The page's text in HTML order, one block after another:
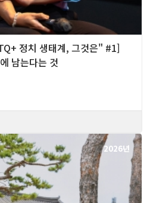
정치 생태계, 그것은" #1]
남는다는 것
2026년